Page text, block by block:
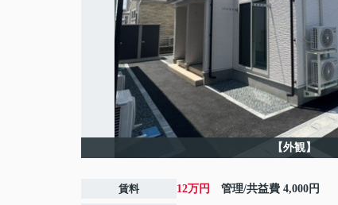
【外観】
賃料 12万円 管理/共益費 4,000円